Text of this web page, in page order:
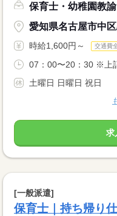
保育士・幼稚園教
愛知県名古屋市中
時給1,600円～ 交通費
07：00〜20：30 ※上
土曜日 日曜日 祝日
求
[一般派遣]
保育士｜持ち帰り